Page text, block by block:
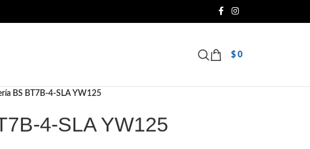
$ 0
BS BT7B-4-SLA YW125
4-SLA YW125